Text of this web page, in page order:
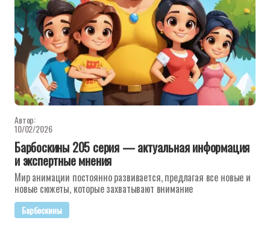
Автор:
10/02/2026
Барбоскины 205 серия — актуальная информация
и экспертные мнения
Мир анимации постоянно развивается, предлагая все новые и
новые сюжеты, которые захватывают внимание
Барбоскины